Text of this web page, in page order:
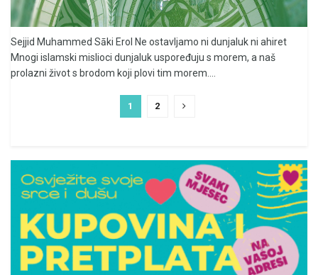
Sejjid Muhammed Sāki Erol Ne ostavljamo ni dunjaluk ni ahiret
Mnogi islamski mislioci dunjaluk uspoređuju s morem, a naš
prolazni život s brodom koji plovi tim morem....
1 2